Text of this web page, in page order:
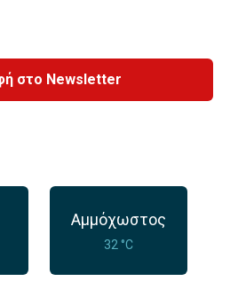
στο Newsletter
Αμμόχωστος
32 °C